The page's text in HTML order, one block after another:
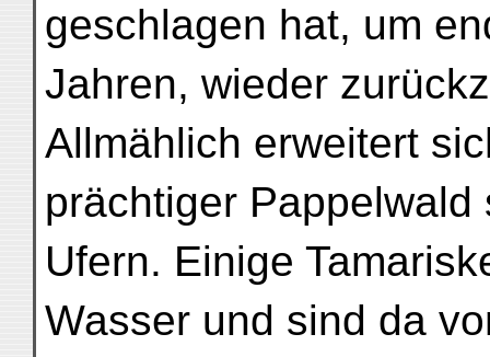
geschlagen hat, um
Jahren, wieder
Allmählich erweitert
prächtiger Pappelwald
Ufern. Einige
Wasser und sind da